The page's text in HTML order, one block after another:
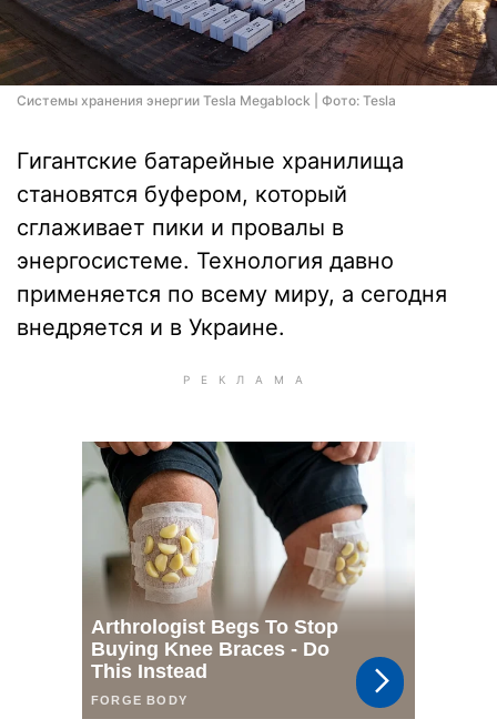
Cистемы хранения энергии Tesla Megablock | Фото: Tesla
Гигантские батарейные хранилища
становятся буфером, который
сглаживает пики и провалы в
энергосистеме. Технология давно
применяется по всему миру, а сегодня
внедряется и в Украине.